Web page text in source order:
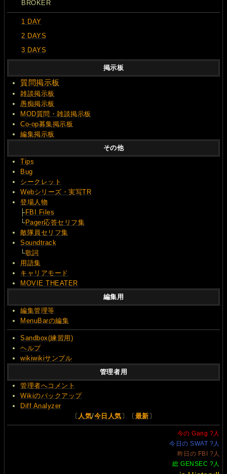
BROKER
1 DAY
2 DAYS
3 DAYS
掲示板
質問掲示板
雑談掲示板
愚痴掲示板
MOD質問・雑談掲示板
Co-op募集掲示板
編集掲示板
その他
Tips
Bug
シークレット
Webシリーズ・実写TR
登場人物
├FBI Files
└Pager応答セリフ集
敵隊員セリフ集
Soundtrack
└歌詞
用語集
キャリアモード
MOVIE THEATER
編集用
編集管理等
MenuBarの編集
Sandbox(練習用)
ヘルプ
wikiwikiサンプル
管理者用
管理者へコメント
Wikiのバックアップ
Diff Analyzer
〔 人気/今日人気 〕〔 最新 〕
今の Gang ?人
今日の SWAT ?人
昨日の FBI ?人
総 GENSEC ?人